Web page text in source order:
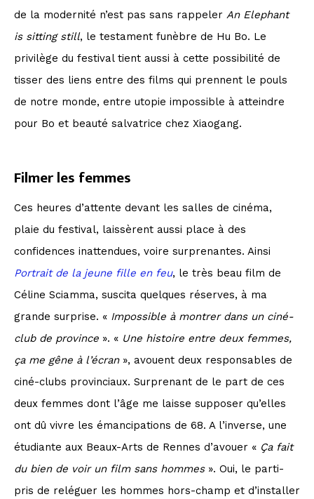
de la modernité n’est pas sans rappeler An Elephant
is sitting still, le testament funèbre de Hu Bo. Le
privilège du festival tient aussi à cette possibilité de
tisser des liens entre des films qui prennent le pouls
de notre monde, entre utopie impossible à atteindre
pour Bo et beauté salvatrice chez Xiaogang.
Filmer les femmes
Ces heures d’attente devant les salles de cinéma,
plaie du festival, laissèrent aussi place à des
confidences inattendues, voire surprenantes. Ainsi
Portrait de la jeune fille en feu, le très beau film de
Céline Sciamma, suscita quelques réserves, à ma
grande surprise. « Impossible à montrer dans un ciné-
club de province ». « Une histoire entre deux femmes,
ça me gêne à l’écran», avouent deux responsables de
ciné-clubs provinciaux. Surprenant de le part de ces
deux femmes dont l’âge me laisse supposer qu’elles
ont dû vivre les émancipations de 68. A l’inverse, une
étudiante aux Beaux-Arts de Rennes d’avouer « Ça fait
du bien de voir un film sans hommes». Oui, le parti-
pris de reléguer les hommes hors-champ et d’installer